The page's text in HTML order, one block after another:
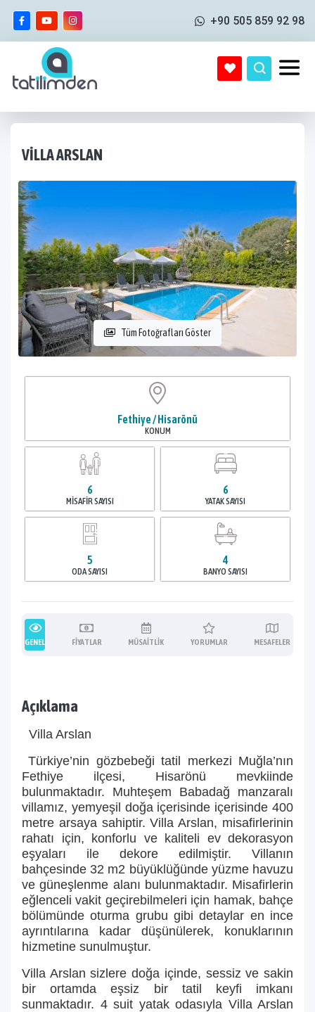
+90 505 859 92 98
VILLA ARSLAN
Tüm Fotoğrafları Göster
Fethiye / Hisarönü
KONUM
6
MISAFIR SAYISI
6
YATAK SAYISI
5
ODA SAYISI
4
BANYO SAYISI
GENEL FIYATLAR MÜSAITLIK YORUMLAR MESAFELER
Açıklama
Villa Arslan
Türkiye’nin gözbebeği tatil merkezi Muğla’nın
Fethiye ilçesi, Hisarönü mevkiinde
bulunmaktadır. Muhteşem Babadağ manzaralı
villamız, yemyeşil doğa içerisinde içerisinde 400
metre arsaya sahiptir. Villa Arslan, misafirlerinin
rahatı için, konforlu ve kaliteli ev dekorasyon
eşyaları ile dekore edilmiştir. Villanın
bahçesinde 32 m2 büyüklüğünde yüzme havuzu
ve güneşlenme alanı bulunmaktadır. Misafirlerin
eğlenceli vakit geçirebilmeleri için hamak, bahçe
bölümünde oturma grubu gibi detaylar en ince
ayrıntılarına kadar düşünülerek, konuklarının
hizmetine sunulmuştur.
Villa Arslan sizlere doğa içinde, sessiz ve sakin
bir ortamda eşsiz bir tatil keyfi imkanı
sunmaktadır. 4 suit yatak odasıyla Villa Arslan